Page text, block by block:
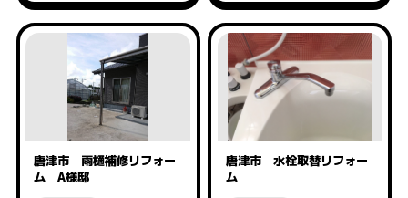
唐津市 雨樋補修リフォー
ム A様邸
唐津市 水栓取替リフォー
ム